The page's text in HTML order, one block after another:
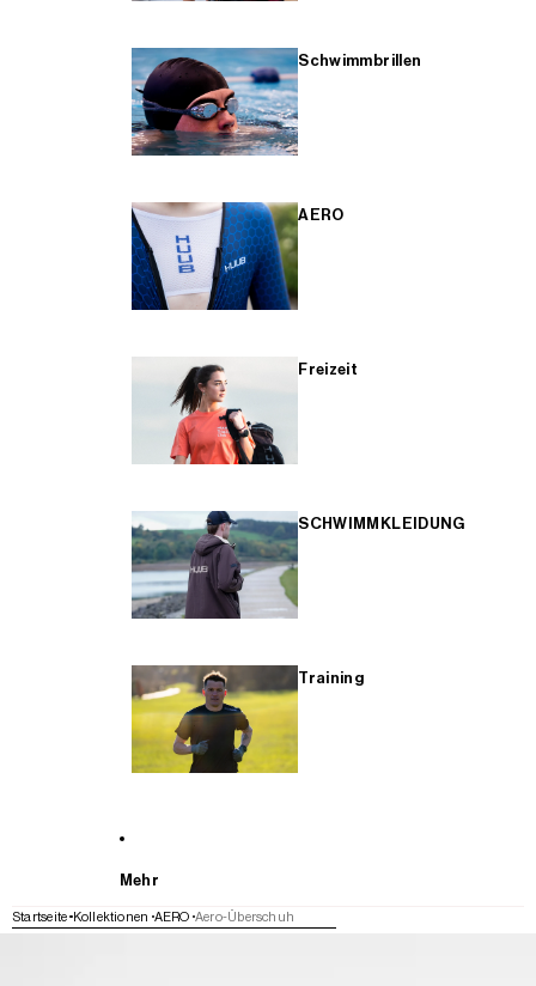
Schwimmbrillen
AERO
Freizeit
SCHWIMMKLEIDUNG
Training
Mehr
Startseite Kollektionen AERO Aero-Überschuh
WEITER ZU DEN PRODUKTINFORMATIONEN